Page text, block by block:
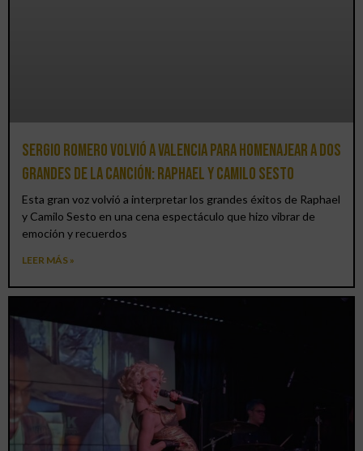
Sergio Romero volvió a Valencia para homenajear a dos
grandes de la canción: Raphael y Camilo Sesto
Esta gran voz volvió a interpretar los grandes éxitos de Raphael
y Camilo Sesto en una cena espectáculo que hizo vibrar de
emoción y recuerdos
LEER MÁS »